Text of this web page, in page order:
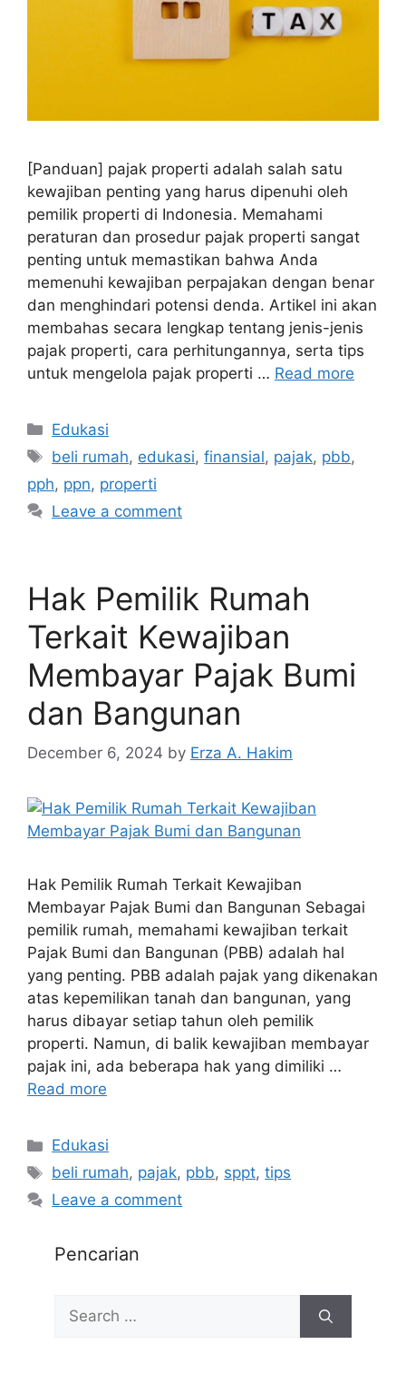
[Panduan] pajak properti adalah salah satu
kewajiban penting yang harus dipenuhi oleh
pemilik properti di Indonesia. Memahami
peraturan dan prosedur pajak properti sangat
penting untuk memastikan bahwa Anda
memenuhi kewajiban perpajakan dengan benar
dan menghindari potensi denda. Artikel ini akan
membahas secara lengkap tentang jenis-jenis
pajak properti, cara perhitungannya, serta tips
untuk mengelola pajak properti … Read more
Edukasi
beli rumah, edukasi,finansial, pajak, pbb,
pph, ppn, properti
Leave a comment
Hak Pemilik Rumah
Terkait Kewajiban
Membayar Pajak Bumi
dan Bangunan
December 6, 2024 by Erza A. Hakim
Hak Pemilik Rumah Terkait Kewajiban
Membayar Pajak Bumi dan Bangunan Sebagai
pemilik rumah, memahami kewajiban terkait
Pajak Bumi dan Bangunan (PBB) adalah hal
yang penting. PBB adalah pajak yang dikenakan
atas kepemilikan tanah dan bangunan, yang
harus dibayar setiap tahun oleh pemilik
properti. Namun, di balik kewajiban membayar
pajak ini, ada beberapa hak yang dimiliki …
Read more
Edukasi
beli rumah, pajak, pbb, sppt,tips
Leave a comment
Pencarian